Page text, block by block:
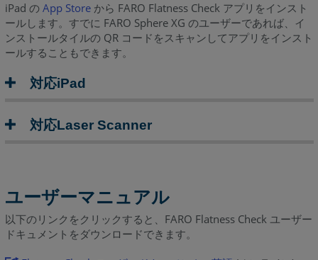
イ
ン
ス
ト
ー
ル
セ
プ
Sphere
XG
iPad の App Storeから FARO Flatness Check アプリをインスト
ールします。すでに FARO Sphere XG のユーザーであれば、イ
ンストールタイルの QR コードをスキャンしてアプリをインスト
ールすることもできます。
対応iPad
対応Laser Scanner
ユーザーマニュアル
以下のリンクをクリックすると、FARO Flatness Check ユーザー
ドキュメントをダウンロードできます。